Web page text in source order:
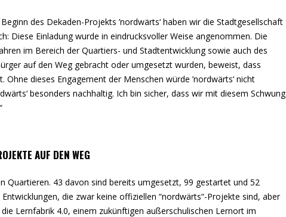
des Dekaden-Projekts ’nordwärts‘ haben wir die Stadtgesellschaft
Diese Einladung wurde in eindrucksvoller Weise angenommen. Die
im Bereich der Quartiers- und Stadtentwicklung sowie auch des
auf den Weg gebracht oder umgesetzt wurden, beweist, dass
dieses Engagement der Menschen würde ’nordwärts‘ nicht
besonders nachhaltig. Ich bin sicher, dass wir mit diesem Schwung
AUF DEN WEG
Quartieren. 43 davon sind bereits umgesetzt, 99 gestartet und 52
die zwar keine offiziellen “nordwärts“-Projekte sind, aber
Lernfabrik 4.0, einem zukünftigen außerschulischen Lernort im